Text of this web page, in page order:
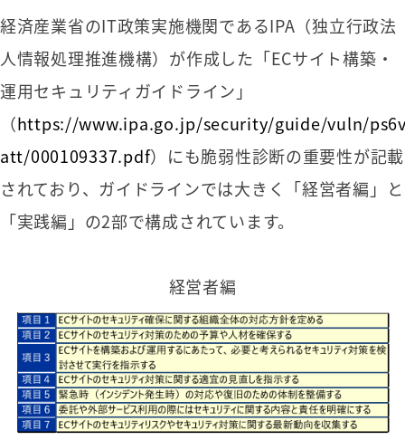
経済産業省のIT政策実施機関であるIPA（独立行政法
人情報処理推進機構）が作成した「ECサイト構築・
運用セキュリティガイドライン」
（https://www.ipa.go.jp/security/guide/vuln/
att/000109337.pdf）にも脆弱性診断の重要性が記載
されており、ガイドラインでは大きく「経営者編」と
「実践編」の2部で構成されています。
経営者編